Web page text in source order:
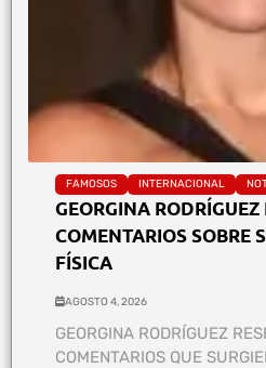
FAMOSOS INTERNACIONAL
GEORGINA
COMENTARIOS SOBRE
FÍSICA
AGOSTO 4, 2026
GEORGINA RODRÍGUEZ
COMENTARIOS QUE